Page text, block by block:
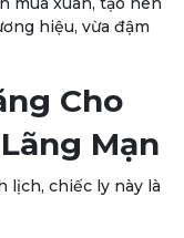
hiệu, vừa đậm
Cho
Mạn
lịch, chiếc ly này là